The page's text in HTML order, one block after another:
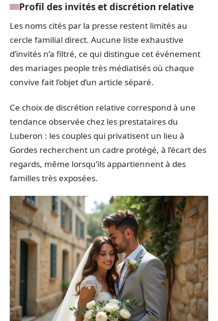
Profil des invités et discrétion relative
Les noms cités par la presse restent limités au
cercle familial direct. Aucune liste exhaustive
d’invités n’a filtré, ce qui distingue cet événement
des mariages people très médiatisés où chaque
convive fait l’objet d’un article séparé.
Ce choix de discrétion relative correspond à une
tendance observée chez les prestataires du
Luberon : les couples qui privatisent un lieu à
Gordes recherchent un cadre protégé, à l’écart des
regards, même lorsqu’ils appartiennent à des
familles très exposées.